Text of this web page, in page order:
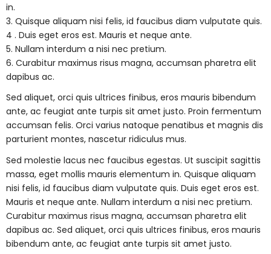
in.
3. Quisque aliquam nisi felis, id faucibus diam vulputate quis.
4 . Duis eget eros est. Mauris et neque ante.
5. Nullam interdum a nisi nec pretium.
6. Curabitur maximus risus magna, accumsan pharetra elit
dapibus ac.
Sed aliquet, orci quis ultrices finibus, eros mauris bibendum
ante, ac feugiat ante turpis sit amet justo. Proin fermentum
accumsan felis. Orci varius natoque penatibus et magnis dis
parturient montes, nascetur ridiculus mus.
Sed molestie lacus nec faucibus egestas. Ut suscipit sagittis
massa, eget mollis mauris elementum in. Quisque aliquam
nisi felis, id faucibus diam vulputate quis. Duis eget eros est.
Mauris et neque ante. Nullam interdum a nisi nec pretium.
Curabitur maximus risus magna, accumsan pharetra elit
dapibus ac. Sed aliquet, orci quis ultrices finibus, eros mauris
bibendum ante, ac feugiat ante turpis sit amet justo.